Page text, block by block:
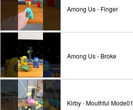
Among Us - Finger
Among Us - Broke
Kirby - Mouthful Mode01